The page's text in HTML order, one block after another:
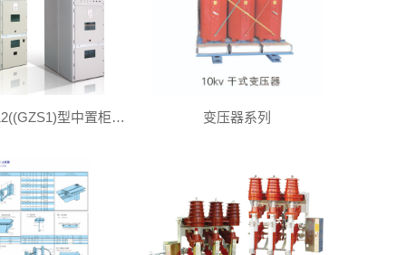
KYN28-12((GZS1)型中置柜壳体 变压器系列